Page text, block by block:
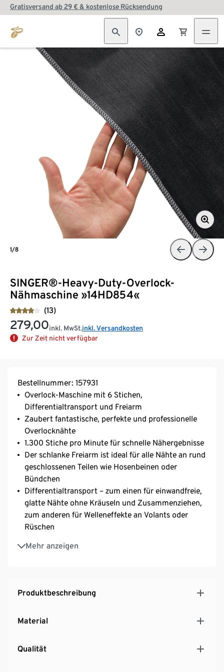
Gratisversand ab 29 € & kostenlose Rücksendung
SINGER®-Heavy-Duty-Overlock-
Nähmaschine »14HD854«
(13)
279,00inkl. MwSt.inkl. Versandkosten
Zur Zeit nicht verfügbar
1/8
Bestellnummer: 157931
Overlock-Maschine mit 6 Stichen,
Differentialtransport und Freiarm
Zaubert fantastische, perfekte und professionelle
Overlocknähte
1.300 Stiche pro Minute für schnelle Nähergebnisse
Der schlanke Freiarm ist ideal für alle Nähte an rund
geschlossenen Teilen wie Hosenbeinen oder
Bündchen
Differentialtransport – zum einen für einwandfreie,
glatte Nähte ohne Kräuseln und Zusammenziehen,
zum anderen für Welleneffekte an Volants oder
Rüschen
Mehr anzeigen
Variable Stichlänge von 1–4 mm
Variable Stichbreite von 3–6,7 mm
Nähen mit und ohne Messer – je nach Bedarf kann
das Obermesser weggeklappt werden
Maschine
Stichlänge und des Differentialtransportes leicht
Produktbeschreibung
Material
Qualität